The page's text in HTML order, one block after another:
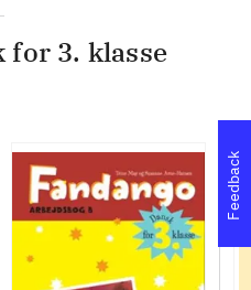
for 3. klasse
Feedback